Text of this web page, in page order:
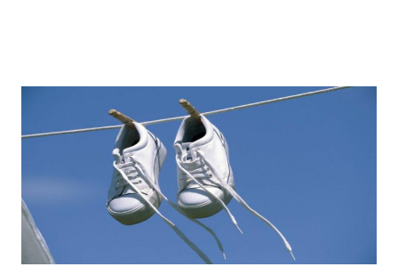
News Spettacolo
Benessere
Casa
Cucina e Ricette
Consigli di Cucina